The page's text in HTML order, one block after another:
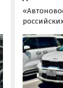
поставке
кроссовер
возят
Китая,
уже с